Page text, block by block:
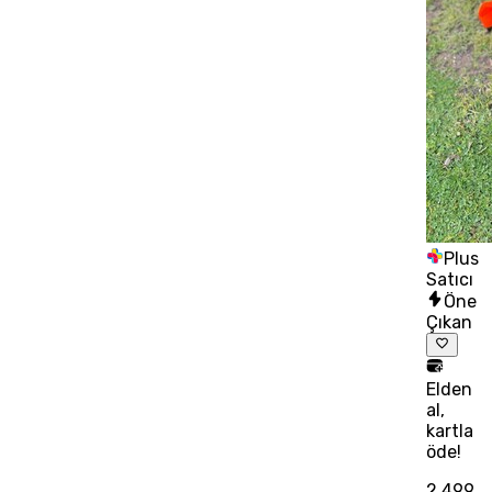
Plus
Satıcı
Öne
Çıkan
Elden
al,
kartla
öde!